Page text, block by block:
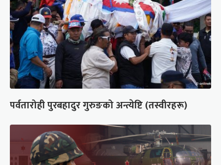
पर्वतारोही पुरबहादुर गुरुङको अन्त्येष्टि (तस्वीरहरू)